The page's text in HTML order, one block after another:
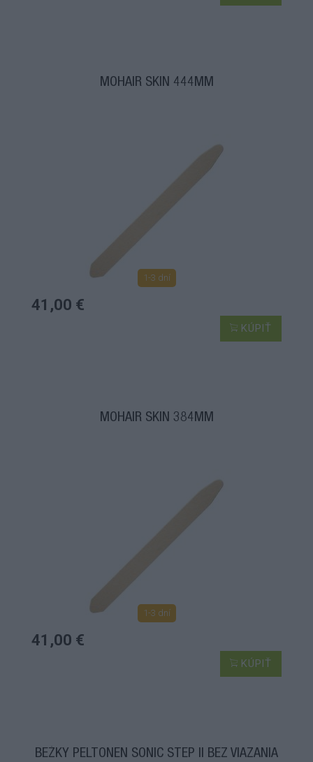
MOHAIR SKIN 444MM
1-3 dní
41,00 €
KÚPIŤ
MOHAIR SKIN 384MM
1-3 dní
41,00 €
KÚPIŤ
BEŽKY PELTONEN SONIC STEP II BEZ VIAZANIA